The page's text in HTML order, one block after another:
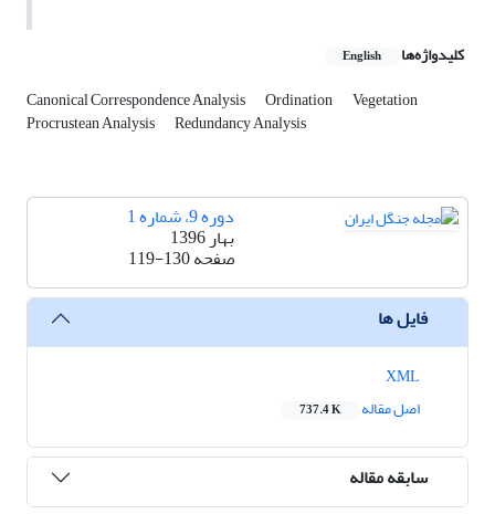
کلیدواژه‌ها English
Canonical Correspondence Analysis Ordination Vegetation
Procrustean Analysis Redundancy Analysis
دوره 9، شماره 1
بهار 1396
صفحه119-130
فایل ها
اصل مقاله
737.4 K
سابقه مقاله